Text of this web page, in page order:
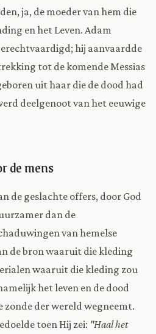
ja, de moeder van hem die
en het Leven. Adam
hij aanvaardde
tot de komende Messias
uit haar die de dood had
deelgenoot van het eeuwige
de mens
de geslachte offers, door God
dan de
van hemelse
de bron waaruit die kleding
waaruit die kleding zou
het leven en de dood
zonde der wereld wegneemt.
toen Hij zei: "Haal het